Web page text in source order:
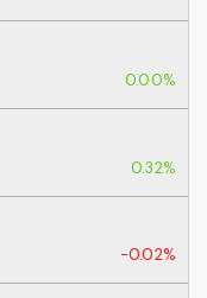
0.00%
0.32%
-0.02%